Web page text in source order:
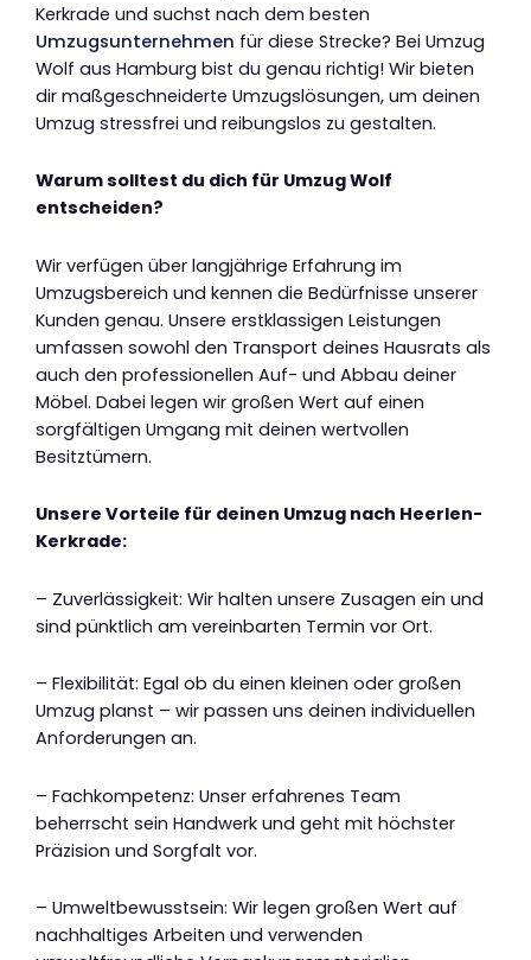
Kerkrade und suchst nach dem besten
Umzugsunternehmen für diese Strecke? Bei Umzug
Wolf aus Hamburg bist du genau richtig! Wir bieten
dir maßgeschneiderte Umzugslösungen, um deinen
Umzug stressfrei und reibungslos zu gestalten.
Warum solltest du dich für Umzug Wolf
entscheiden?
Wir verfügen über langjährige Erfahrung im
Umzugsbereich und kennen die Bedürfnisse unserer
Kunden genau. Unsere erstklassigen Leistungen
umfassen sowohl den Transport deines Hausrats als
auch den professionellen Auf- und Abbau deiner
Möbel. Dabei legen wir großen Wert auf einen
sorgfältigen Umgang mit deinen wertvollen
Besitztümern.
Unsere Vorteile für deinen Umzug nach Heerlen-
Kerkrade:
– Zuverlässigkeit: Wir halten unsere Zusagen ein und
sind pünktlich am vereinbarten Termin vor Ort.
– Flexibilität: Egal ob du einen kleinen oder großen
Umzug planst – wir passen uns deinen individuellen
Anforderungen an.
– Fachkompetenz: Unser erfahrenes Team
beherrscht sein Handwerk und geht mit höchster
Präzision und Sorgfalt vor.
– Umweltbewusstsein: Wir legen großen Wert auf
nachhaltiges Arbeiten und verwenden